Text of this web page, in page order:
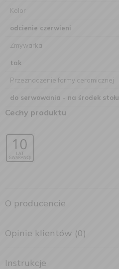
Kolor
odcienie czerwieni
Zmywarka
tak
Przeznaczenie formy ceramicznej
do serwowania - na środek stołu
Cechy produktu
O producencie
Opinie klientów (0)
Instrukcje